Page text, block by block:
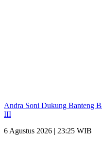
Andra Soni Dukung Banteng
III
6 Agustus 2026 | 23:25 WIB